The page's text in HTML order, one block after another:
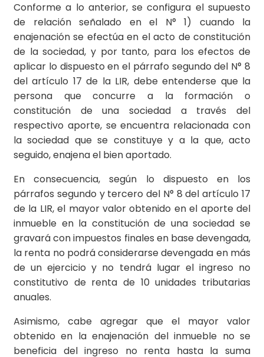
Conforme a lo anterior, se configura el supuesto
de relación señalado en el N° 1) cuando la
enajenación se efectúa en el acto de constitución
de la sociedad, y por tanto, para los efectos de
aplicar lo dispuesto en el párrafo segundo del N° 8
del artículo 17 de la LIR, debe entenderse que la
persona que concurre a la formación o
constitución de una sociedad a través del
respectivo aporte, se encuentra relacionada con
la sociedad que se constituye y a la que, acto
seguido, enajena el bien aportado.
En consecuencia, según lo dispuesto en los
párrafos segundo y tercero del N° 8 del artículo 17
de la LIR, el mayor valor obtenido en el aporte del
inmueble en la constitución de una sociedad se
gravará con impuestos finales en base devengada,
la renta no podrá considerarse devengada en más
de un ejercicio y no tendrá lugar el ingreso no
constitutivo de renta de 10 unidades tributarias
anuales.
Asimismo, cabe agregar que el mayor valor
obtenido en la enajenación del inmueble no se
beneficia del ingreso no renta hasta la suma